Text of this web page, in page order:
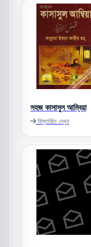
সহজ কাসাসুল আম্বিয়া
বিস্তারিত দেখুন